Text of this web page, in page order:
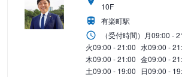
10F
有楽町駅
（受付時間） 月09:00 -
火09:00 - 21:00 水09:00 -
木09:00 - 21:00 金09:00 -
土09:00 - 19:00 日09:00 -